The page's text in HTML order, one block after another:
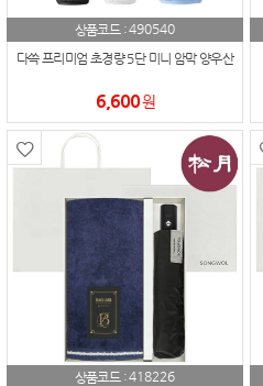
상품코드 :490540
다쓱 프리미엄 초경량 5단 미니 암막 양우산
6,600원
상품코드 :418226